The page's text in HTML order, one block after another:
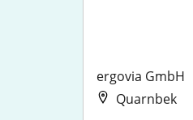
ergovia GmbH
Quarnbek